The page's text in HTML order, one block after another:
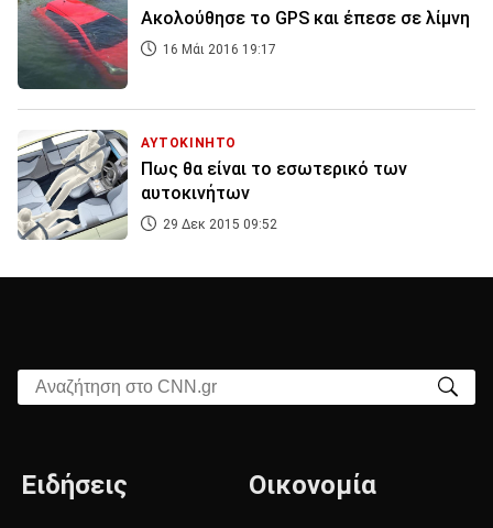
Ακολούθησε το GPS και έπεσε σε λίμνη
16 Μάι 2016 19:17
ΑΥΤΟΚΙΝΗΤΟ
Πως θα είναι το εσωτερικό των
αυτοκινήτων
29 Δεκ 2015 09:52
Αναζήτηση στο CNN.gr
Ειδήσεις Οικονομία